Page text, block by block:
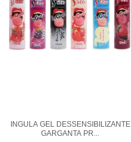
INGULA GEL DESSENSIBILIZANTE
GARGANTA PR...